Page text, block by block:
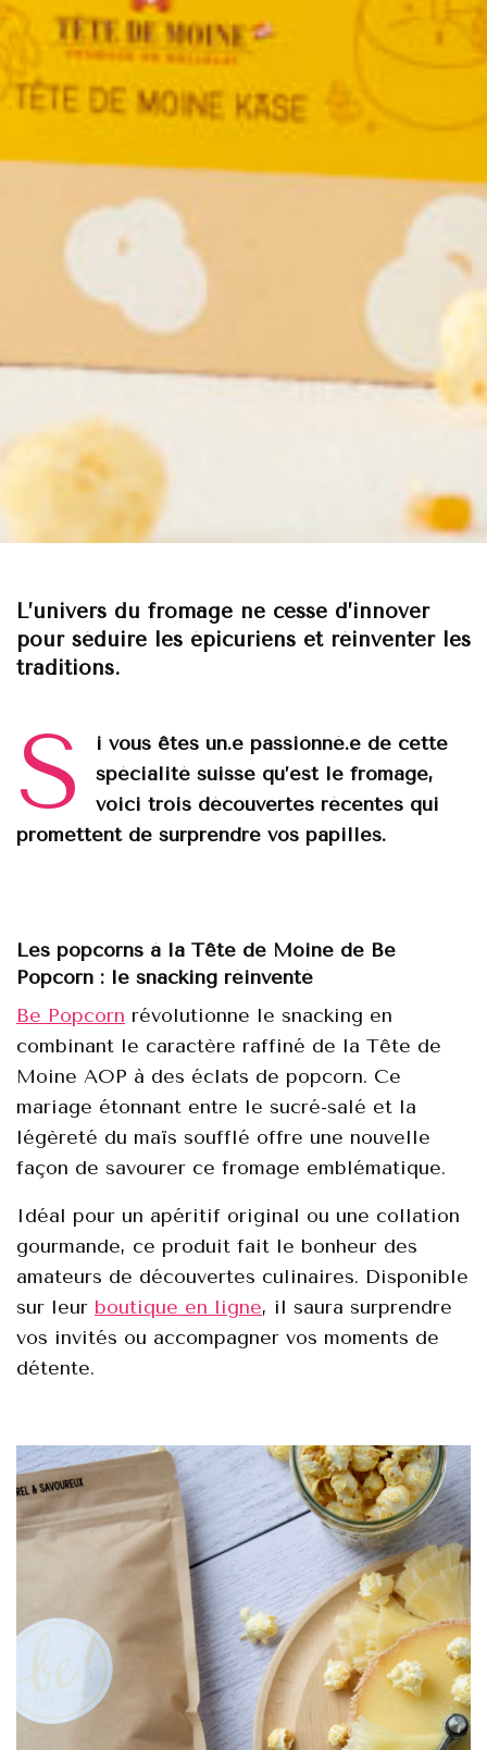
L’univers du fromage ne cesse d’innover
pour séduire les épicuriens et réinventer les
traditions.
S
i vous êtes un.e passionné.e de cette
spécialité suisse qu’est le fromage,
voici trois découvertes récentes qui
promettent de surprendre vos papilles.
Les popcorns à la Tête de Moine de Be
Popcorn : le snacking réinventé
Be Popcorn révolutionne le snacking en
combinant le caractère raffiné de la Tête de
Moine AOP à des éclats de popcorn. Ce
mariage étonnant entre le sucré-salé et la
légèreté du maïs soufflé offre une nouvelle
façon de savourer ce fromage emblématique.
Idéal pour un apéritif original ou une collation
gourmande, ce produit fait le bonheur des
amateurs de découvertes culinaires. Disponible
sur leur boutique en ligne, il saura surprendre
vos invités ou accompagner vos moments de
détente.